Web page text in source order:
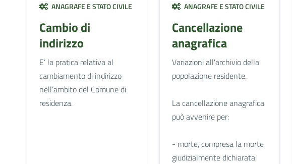
ANAGRAFE E STATO CIVILE
Cambio di
indirizzo
E’ la pratica relativa al
cambiamento di indirizzo
nell’ambito del Comune di
residenza.
ANAGRAFE E STATO CIVILE
Cancellazione
anagrafica
Variazioni all'archivio della
popolazione residente.
La cancellazione anagrafica
può avvenire per:
- morte, compresa la morte
giudizialmente dichiarata: